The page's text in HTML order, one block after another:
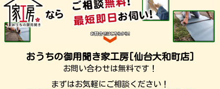
おうちの御用聞き家工房[仙台大和町店]
お問い合わせは無料です！
まずはお気軽にご相談ください！